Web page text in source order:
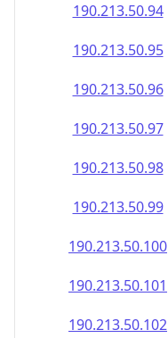
190.213.50.94
190.213.50.95
190.213.50.96
190.213.50.97
190.213.50.98
190.213.50.99
190.213.50.100
190.213.50.101
190.213.50.102